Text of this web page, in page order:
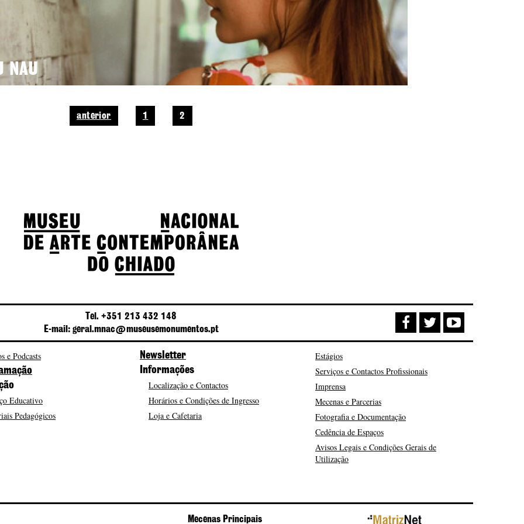
NAU
anterior 1 2
Tel. +351 213 432 148
E-mail: geral.mnac@museusemonumentos.pt
e Podcasts
Educativo
Pedagógicos
Newsletter
Informações
Localização e Contactos
Horários e Condições de Ingresso
Loja e Cafetaria
Estágios
Serviços e Contactos Profissionais
Imprensa
Mecenas e Parcerias
Fotografia e Documentação
Cedência de Espaços
Avisos Legais e Condições Gerais de
Utilização
Mecenas Principais